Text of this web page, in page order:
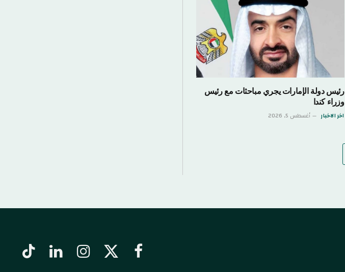
رئيس دولة الإمارات يجري مباحثات مع رئيس
وزراء كندا
اخر الاخبار أغسطس 5, 2026
فيسبوك X
الانستغراملينكدإن تيكتوك